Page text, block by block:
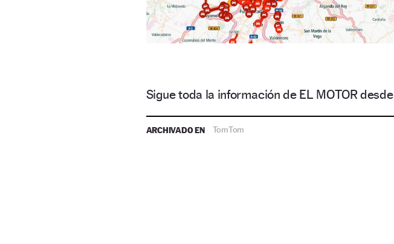
Sigue toda la información de EL MOTOR desde
ARCHIVADO EN TomTom